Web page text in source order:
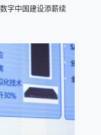
字中国建设添薪续